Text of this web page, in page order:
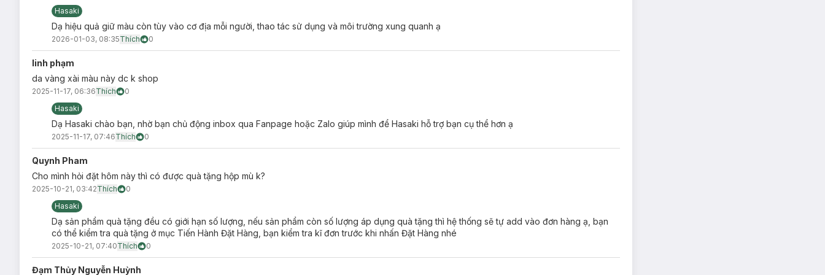
Ưu thế nổi bật của Son Lip On Lip Water Color:
Thiết kế vỏ son hiện đại, đơn giản nhưng cực kỳ tinh tế.
Hệ dưỡng chuyên sâu
Hasaki
Dạ hiệu quả giữ màu còn tùy vào cơ địa mỗi người, thao tác sử dụng và môi trường xung quanh ạ
2026-01-03, 08:35Thích 0
linh phạm
da vàng xài màu này dc k shop
2025-11-17, 06:36Thích
0
Hasaki
Dạ Hasaki chào bạn, nhờ bạn chủ động inbox qua Fanpage hoặc Zalo giúp mình để Hasaki hỗ trợ bạn cụ thể hơn ạ
2025-11-17, 07:46Thích 0
Quynh Pham
Cho mình hỏi đặt hôm này thì có được quà tặng hộp mù k?
2025-10-21, 03:42Thích
0
Hasaki
Dạ sản phẩm quà tặng đều có giới hạn số lượng, nếu sản phẩm còn số lượng áp dụng quà tặng thì hệ thống sẽ tự add vào đơn hàng ạ, bạn
có thể kiểm tra quà tặng ở mục Tiến Hành Đặt Hàng, bạn kiểm tra kĩ đơn trước khi nhấn Đặt Hàng nhé
2025-10-21, 07:40Thích 0
Đạm Thủy Nguyễn Huỳnh